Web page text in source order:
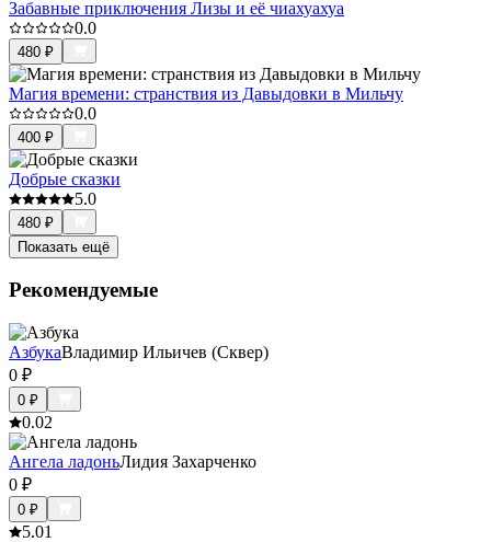
Забавные приключения Лизы и её чиахуахуа
0.0
480 ₽
Магия времени: странствия из Давыдовки в Мильчу
0.0
400 ₽
Добрые сказки
5.0
480 ₽
Показать ещё
Рекомендуемые
АзбукаВладимир Ильичев (Сквер)
0 ₽
0 ₽
0.02
Ангела ладоньЛидия Захарченко
0 ₽
0 ₽
5.01